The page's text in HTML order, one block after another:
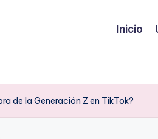
Inicio
de la Generación Z en TikTok?